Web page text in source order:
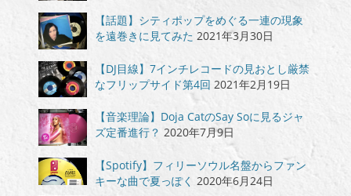
【話題】シティポップをめぐる一連の現象
を遠巻きに見てみた 2021年3月30日
【DJ目線】7インチレコードの見おとし厳禁
なフリップサイド第4回 2021年2月19日
【音楽理論】Doja CatのSay Soに見るジャ
ズ定番進行？ 2020年7月9日
【Spotify】フィリーソウル名盤からファン
キーな曲で夏っぽく 2020年6月24日